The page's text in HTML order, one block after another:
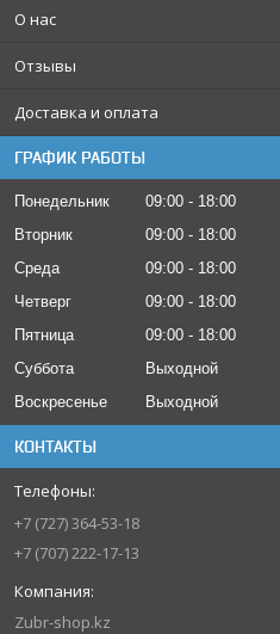
О нас
Отзывы
Доставка и оплата
ГРАФИК РАБОТЫ
Понедельник 09:00
18:00
Вторник
09:00
18:00
Среда
09:00
18:00
Четверг
09:00
18:00
Пятница
09:00
18:00
Суббота
Выходной
Воскресенье
Выходной
КОНТАКТЫ
+7 (727) 364-53-18
+7 (707) 222-17-13
Zubr-shop.kz